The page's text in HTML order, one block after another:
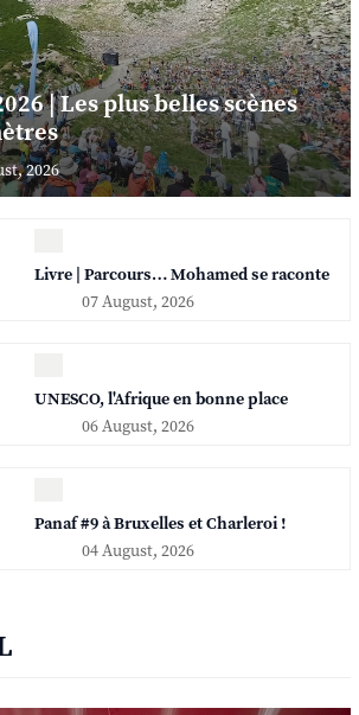
| Les plus belles scènes
2026
Livre | Parcours… Mohamed se raconte
07 August, 2026
UNESCO, l'Afrique en bonne place
06 August, 2026
Panaf #9 à Bruxelles et Charleroi !
04 August, 2026